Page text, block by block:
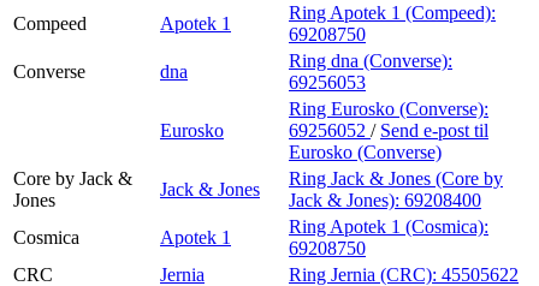
Compeed
Apotek 1
Ring Apotek 1 (Compeed):
69208750
Converse
dna
Ring dna (Converse):
69256053
Eurosko
Ring Eurosko (Converse):
69256052 / Send e-post til
Eurosko (Converse)
Core by Jack &
Jones
Jack & Jones
Ring Jack & Jones (Core by
Jack & Jones): 69208400
Cosmica
Apotek 1
Ring Apotek 1 (Cosmica):
69208750
CRC
Jernia Ring Jernia (CRC): 45505622